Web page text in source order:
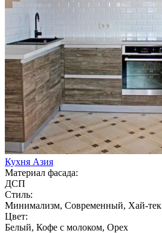
Кухня Азия
Материал фасада:
ДСП
Стиль:
Минимализм, Современный, Хай-тек
Цвет:
Белый, Кофе с молоком, Орех